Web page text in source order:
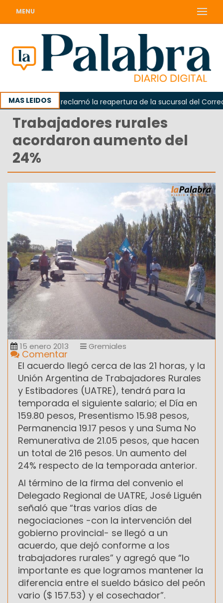
MENU
MAS LEIDOS
Odarda reclamó la reapertura de la sucursal del Correo
Trabajadores rurales
acordaron aumento del
24%
15 enero 2013 Gremiales
Comentar
El acuerdo llegó cerca de las 21 horas, y la
Unión Argentina de Trabajadores Rurales
y Estibadores (UATRE), tendrá para la
temporada el siguiente salario; el Día en
159.80 pesos, Presentismo 15.98 pesos,
Permanencia 19.17 pesos y una Suma No
Remunerativa de 21.05 pesos, que hacen
un total de 216 pesos. Un aumento del
24% respecto de la temporada anterior.
Al término de la firma del convenio el
Delegado Regional de UATRE, José Liguén
señaló que “tras varios días de
negociaciones -con la intervención del
gobierno provincial- se llegó a un
acuerdo, que dejó conforme a los
trabajadores rurales” y agregó que “lo
importante es que logramos mantener la
diferencia entre el sueldo básico del peón
vario ($ 157.53) y el cosechador”.